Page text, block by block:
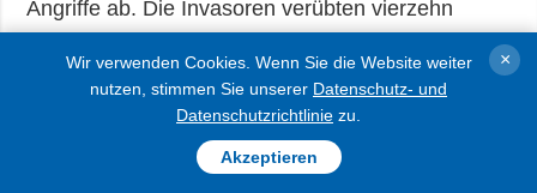
Angriffe ab. Die Invasoren verübten vierzehn
feuerten 176 Mal, davon drei Mal mit
Mehrfachraketenwerfern.
Richtung Piwdennosloboschansk stürmte der
Wir verwenden Cookies. Wenn Sie die Website weiter
nutzen, stimmen Sie unserer Datenschutz- und
Datenschutzrichtlinie zu.
Akzeptieren
×